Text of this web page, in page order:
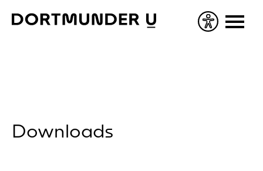
Downloads